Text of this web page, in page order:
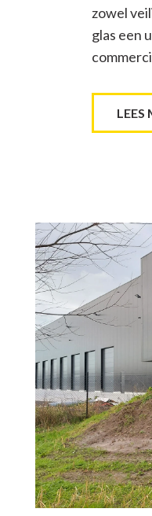
zowel
glas een
LEES